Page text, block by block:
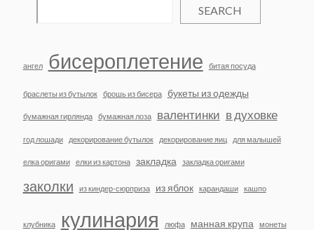
SEARCH
ангел бисероплетение битая посуда
браслеты из бутылок брошь из бисера букеты из одежды
бумажная гирлянда бумажная лоза валентинки в духовке
год лошади декорирование бутылок декорирование яиц для малышей
елка оригами елки из картона закладка закладка оригами
заколки из киндер-сюрприза из яблок карандаши кашпо
клубника кулинария люфа манная крупа монеты